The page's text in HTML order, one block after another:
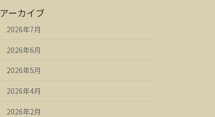
アーカイブ
2026年7月
2026年6月
2026年5月
2026年4月
2026年2月